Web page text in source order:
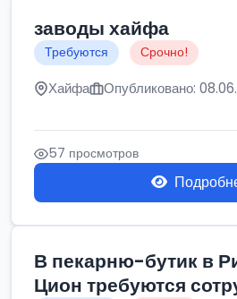
заводы хайфа
Требуются Срочно!
Хайфа Опубликовано:
57 просмотров
В пекарню-бутик в
Цион требуются